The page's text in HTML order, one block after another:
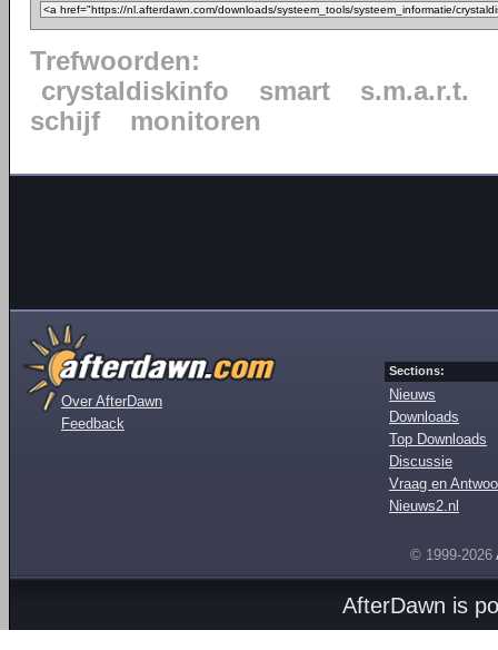
Trefwoorden:
crystaldiskinfo
smart
s.m.a.r.t.
schijf
monitoren
Over AfterDawn
Feedback
Sections:
Nieuws
Downloads
Top Downloads
Discussie
Vraag en
Nieuws2.nl
© 1999-2026
AfterDawn is